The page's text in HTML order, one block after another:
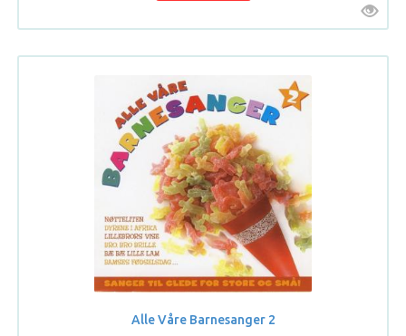
Alle Våre Barnesanger 2